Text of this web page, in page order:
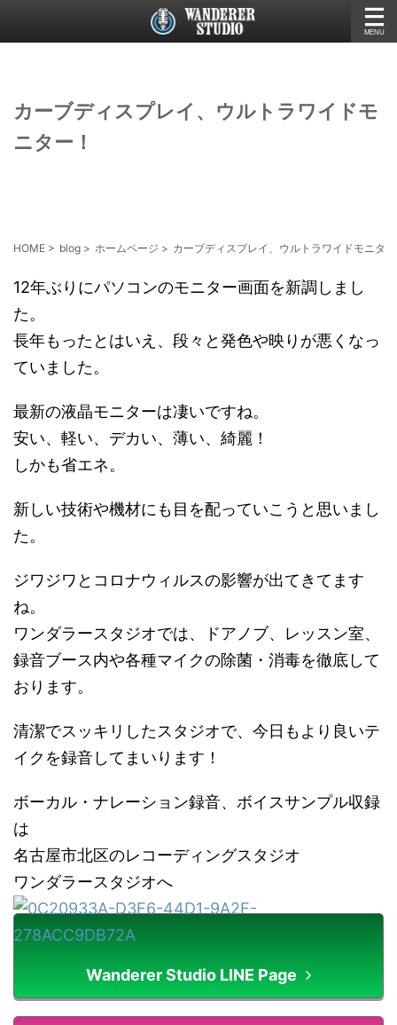
カーブディスプレイ、ウルトラワイドモ
ニター！
HOME > blog > ホームページ > カーブディスプレイ、ウルトラワイドモニタ
12年ぶりにパソコンのモニター画面を新調しまし
た。
長年もったとはいえ、段々と発色や映りが悪くなっ
ていました。
最新の液晶モニターは凄いですね。
安い、軽い、デカい、薄い、綺麗！
しかも省エネ。
新しい技術や機材にも目を配っていこうと思いまし
た。
ジワジワとコロナウィルスの影響が出てきてます
ね。
ワンダラースタジオでは、ドアノブ、レッスン室、
録音ブース内や各種マイクの除菌・消毒を徹底して
おります。
清潔でスッキリしたスタジオで、今日もより良いテ
イクを録音してまいります！
ボーカル・ナレーション録音、ボイスサンプル収録
は
名古屋市北区のレコーディングスタジオ
ワンダラースタジオへ
Wanderer Studio LINE Page